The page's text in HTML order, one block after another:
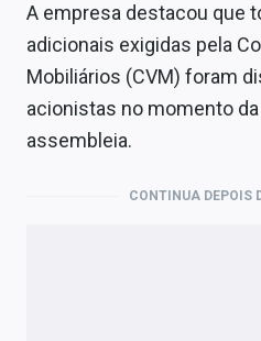
A empresa destacou que
adicionais exigidas pela
Mobiliários (CVM) foram
acionistas no momento
assembleia.
CONTINUA DEPOIS